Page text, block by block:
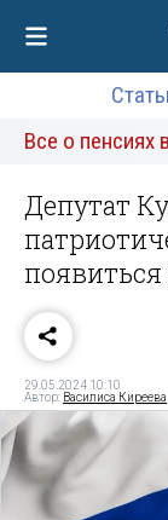
Все о пенсиях
Депутат
29.05.2024 10:10
Автор: Василиса Киреева